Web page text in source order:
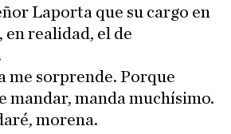
Laporta que su cargo en
en realidad, el de
me sorprende. Porque
mandar, manda muchísimo.
morena.